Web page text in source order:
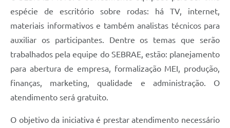
espécie de escritório sobre rodas: há TV, internet,
materiais informativos e também analistas técnicos para
auxiliar os participantes. Dentre os temas que serão
trabalhados pela equipe do SEBRAE, estão: planejamento
para abertura de empresa, formalização MEI, produção,
finanças, marketing, qualidade e administração. O
atendimento será gratuito.
O objetivo da iniciativa é prestar atendimento necessário